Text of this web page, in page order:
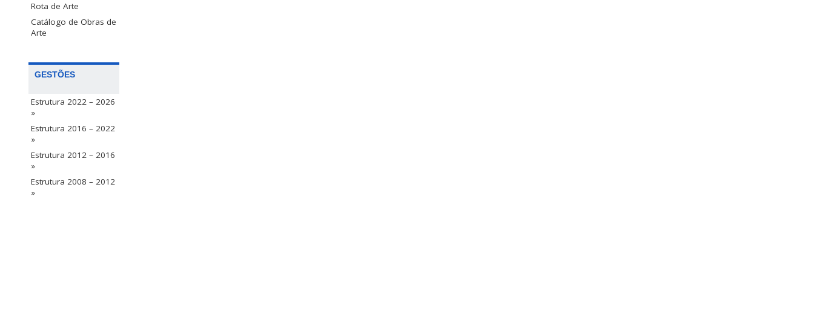
Rota de Arte
Catálogo de Obras de
Arte
GESTÕES
Estrutura 2022 – 2026
»
Estrutura 2016 – 2022
»
Estrutura 2012 – 2016
»
Estrutura 2008 – 2012
»